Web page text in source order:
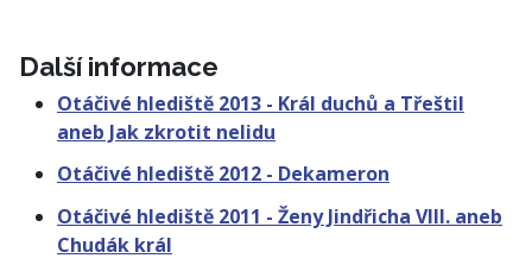
Další informace
Otáčivé hlediště 2013 - Král duchů a Třeštil
aneb Jak zkrotit nelidu
Otáčivé hlediště 2012 - Dekameron
Otáčivé hlediště 2011 - Ženy Jindřicha VIII. aneb
Chudák král